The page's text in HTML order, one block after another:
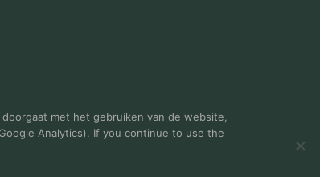
met het gebruiken van de website,
Analytics). If you continue to use the